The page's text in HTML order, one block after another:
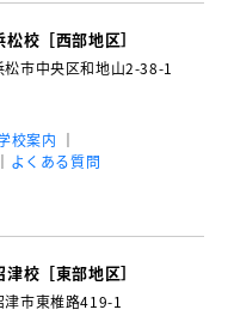
松校［西部地区］
松市中央区和地山2-38-1
校案内
よくある質問
津校［東部地区］
津市東椎路419-1